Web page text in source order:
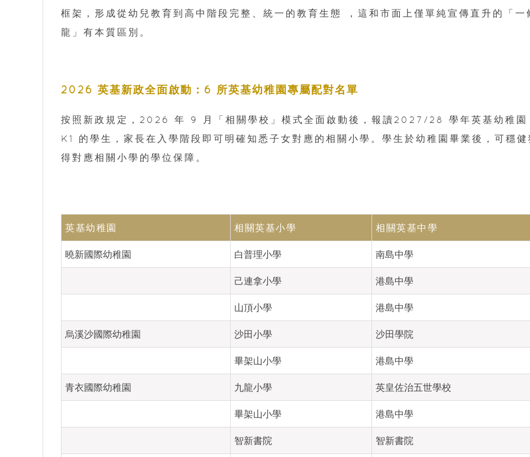
框架，形成從幼兒教育到高中階段完整、統一的教育生態 ，這和市面上僅單純宣傳直升的「一
龍」有本質區別。
2026 英基新政全面啟動：6 所英基幼稚園專屬配對名單
按照新政規定，2026 年 9 月「相關學校」模式全面啟動後，報讀2027/28 學年英基幼稚園
K1 的學生，家長在入學階段即可明確知悉子女對應的相關小學。學生於幼稚園畢業後，可穩
得對應相關小學的學位保障。
英基幼稚園 相關英基小學 相關英基中學
曉新國際幼稚園 白普理小學 南島中學
己連拿小學 港島中學
山頂小學 港島中學
烏溪沙國際幼稚園 沙田小學 沙田學院
畢架山小學 港島中學
青衣國際幼稚園 九龍小學 英皇佐治五世學校
畢架山小學 港島中學
智新書院 智新書院